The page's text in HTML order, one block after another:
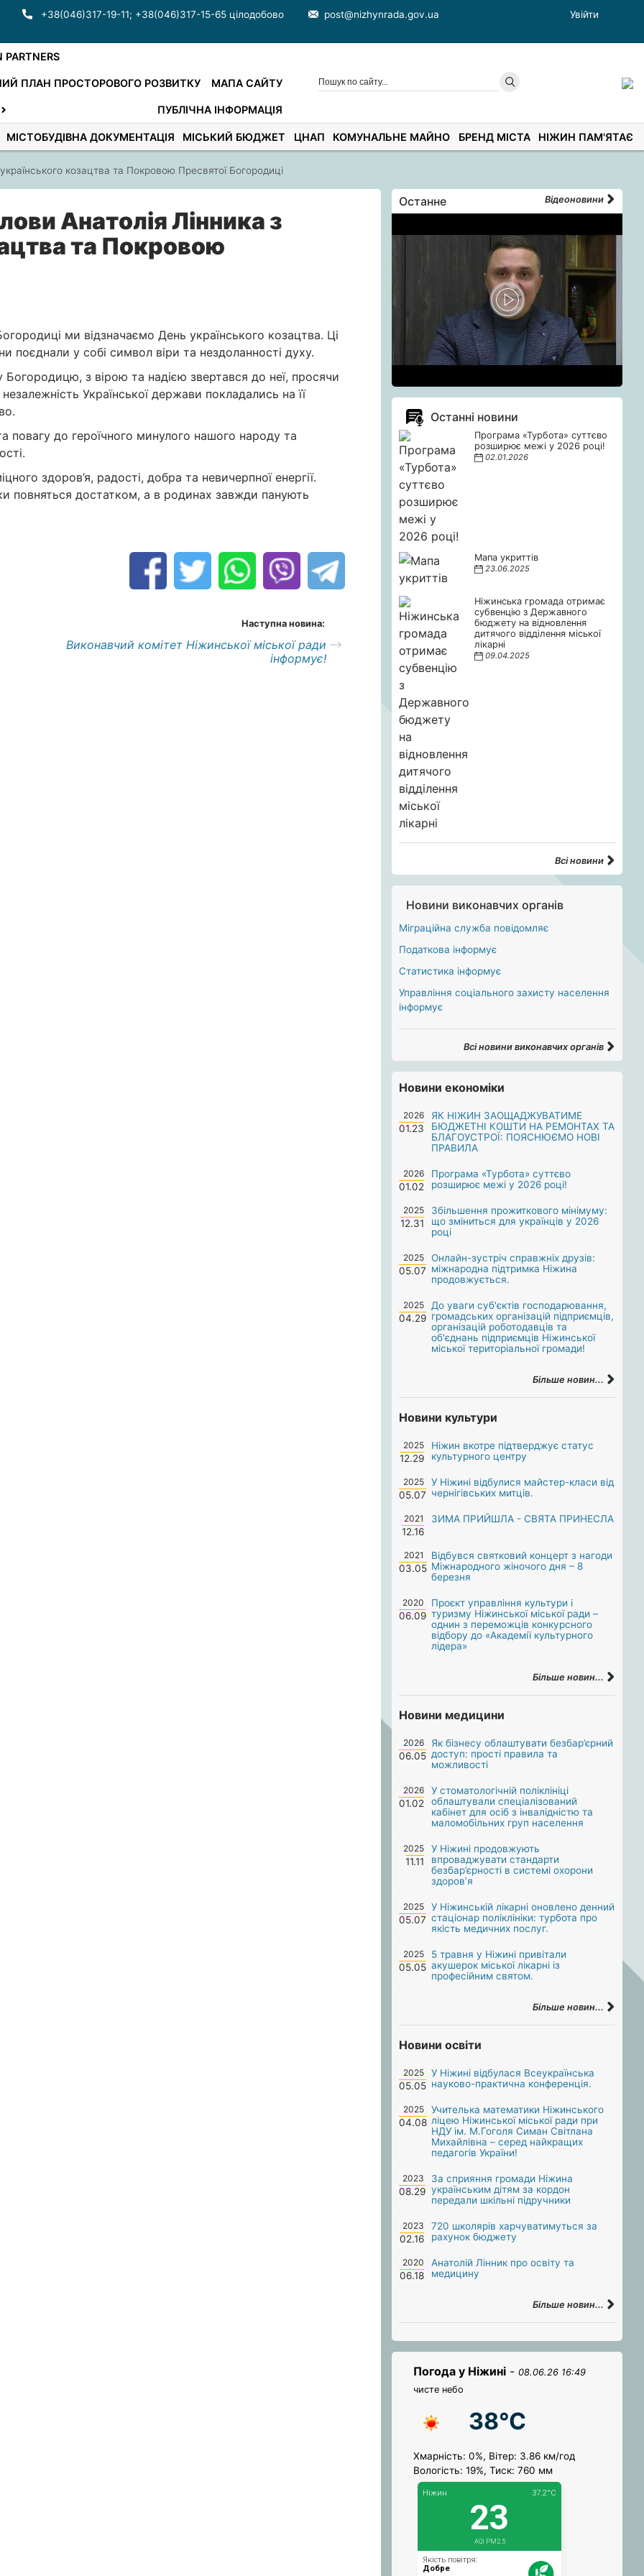
+38(046)317-19-11; +38(046)317-15-65 цілодобово post@nizhynrada.gov.ua
Увійти
PARTNERS
ПЛАН ПРОСТОРОВОГО РОЗВИТКУ МАПА САЙТУ
ПУБЛІЧНА ІНФОРМАЦІЯ
МІСТОБУДІВНА ДОКУМЕНТАЦІЯ МІСЬКИЙ БЮДЖЕТ ЦНАП КОМУНАЛЬНЕ МАЙНО БРЕНД МІСТА НІЖИН ПАМ'ЯТАЄ
козацтва та Покровою Пресвятої Богородиці
Анатолія Лінника з
та Покровою
ми відзначаємо День українського козацтва. Ці
поєднали у собі символ віри та нездоланності духу.
з вірою та надією звертався до неї, просячи
Української держави покладались на її
до героїчного минулого нашого народу та
здоров’я, радості, добра та невичерпної енергії.
повняться достатком, а в родинах завжди панують
Наступна новина:
Виконавчий комітет Ніжинської міської ради
інформує!
Останне Відеоновини
Останні новини
Програма «Турбота» суттєво
розширює межі у 2026 році!
02.01.2026
Мапа укриттів
23.06.2025
Ніжинська громада отримає
субвенцію з Державного
бюджету на відновлення
дитячого відділення міської
лікарні
09.04.2025
Всі новини
Новини виконавчих органів
Міграційна служба повідомляє
Податкова інформує
Статистика інформує
Управління соціального захисту населення
інформує
Всі новини виконавчих органів
Новини економіки
2026
01.23
ЯК НІЖИН ЗАОЩАДЖУВАТИМЕ
БЮДЖЕТНІ КОШТИ НА РЕМОНТАХ ТА
БЛАГОУСТРОЇ: ПОЯСНЮЄМО НОВІ
ПРАВИЛА
2026
01.02
Програма «Турбота» суттєво
розширює межі у 2026 році!
2025
12.31
Збільшення прожиткового мінімуму:
що зміниться для українців у 2026
році
2025
05.07
Онлайн-зустріч справжніх друзів:
міжнародна підтримка Ніжина
продовжується.
2025
04.29
До уваги суб'єктів господарювання,
громадських організацій підприємців,
організацій роботодавців та
об'єднань підприємців Ніжинської
міської територіальної громади!
Більше новин...
Новини культури
2025
12.29
Ніжин вкотре підтверджує статус
культурного центру
2025
05.07
У Ніжині відбулися майстер-класи від
чернігівських митців.
2021
12.16
ЗИМА ПРИЙШЛА - СВЯТА ПРИНЕСЛА
2021
03.05
Відбувся святковий концерт з нагоди
Міжнародного жіночого дня – 8
березня
2020
06.09
Проєкт управління культури і
туризму Ніжинської міської ради –
однин з переможців конкурсного
відбору до «Академії культурного
лідера»
Більше новин...
Новини медицини
2026
06.05
Як бізнесу облаштувати безбар’єрний
доступ: прості правила та
можливості
2026
01.02
У стоматологічній поліклініці
облаштували спеціалізований
кабінет для осіб з інвалідністю та
маломобільних груп населення
2025
11.11
У Ніжині продовжують
впроваджувати стандарти
безбар’єрності в системі охорони
здоров’я
2025
05.07
У Ніжинській лікарні оновлено денний
стаціонар поліклініки: турбота про
якість медичних послуг.
2025
05.05
5 травня у Ніжині привітали
акушерок міської лікарні із
професійним святом.
Більше новин...
Новини освіти
2025
05.05
У Ніжині відбулася Всеукраїнська
науково-практична конференція.
2025
04.08
Учителька математики Ніжинського
ліцею Ніжинської міської ради при
НДУ ім. М.Гоголя Симан Світлана
Михайлівна – серед найкращих
педагогів України!
2023
08.29
За сприяння громади Ніжина
українським дітям за кордон
передали шкільні підручники
2023
02.16
720 школярів харчуватимуться за
рахунок бюджету
2020
06.18
Анатолій Лінник про освіту та
медицину
Більше новин...
Погода у Ніжині - 08.06.26 16:49
чисте небо
38°C
Хмарність: 0%, Вітер: 3.86 км/год
Вологість: 19%, Тиск: 760 мм